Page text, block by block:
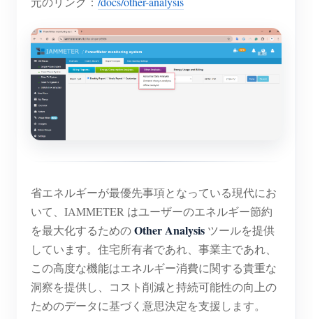
WiFi電力コントローラー
IAMMETER Cloud Pro
セルフホスティングサービス
仮想メーター
エネルギー予測・シミュレーションシステム
アプリケーション
太陽光PVシステム エネルギーモニター
電力使用量モニター
PVヒーター制御システム
ストア
リソース
製品クイックスタート
コミュニティ
省エネルギーが最優先事項となっている現代にお
いて、IAMMETER はユーザーのエネルギー節約
を最大化するためのOther Analysis ツールを提供
しています。住宅所有者であれ、事業主であれ、
この高度な機能はエネルギー消費に関する貴重な
洞察を提供し、コスト削減と持続可能性の向上の
ためのデータに基づく意思決定を支援します。